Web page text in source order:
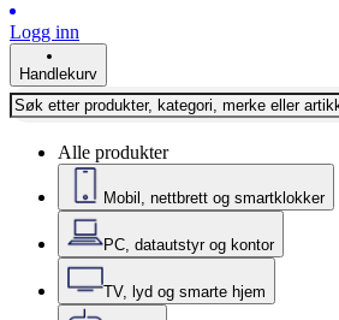
Logg inn
Handlekurv
Alle produkter
Mobil, nettbrett og smartklokker
PC, datautstyr og kontor
TV, lyd og smarte hjem